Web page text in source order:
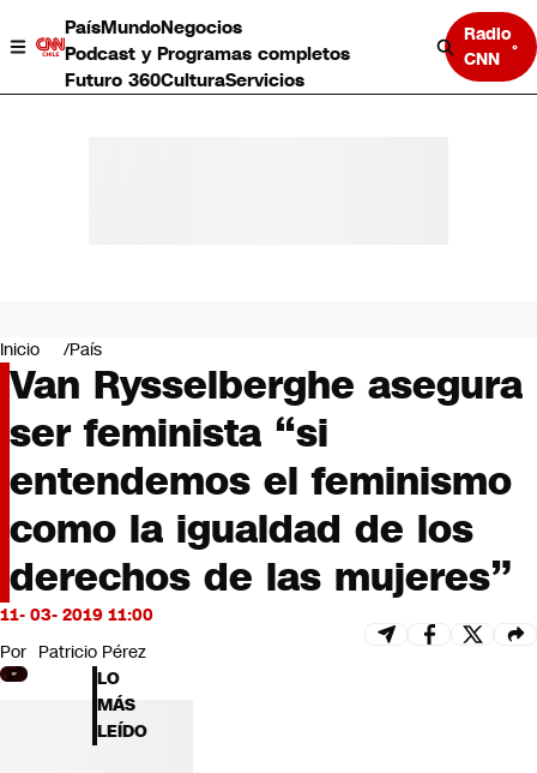
PaísMundoNegocios
Podcast y Programas completos
Futuro 360CulturaServicios
Radio
CNN
Negocios
Deportes
Programas completos
Cultura
Servicios
Bits
CNN tiempo
Futuro 360
Opinión
Inicio País
Van Rysselberghe asegura
ser feminista “si
entendemos el feminismo
como la igualdad de los
derechos de las mujeres”
11- 03- 2019 11:00
Por Patricio Pérez
LO
MÁS
LEÍDO